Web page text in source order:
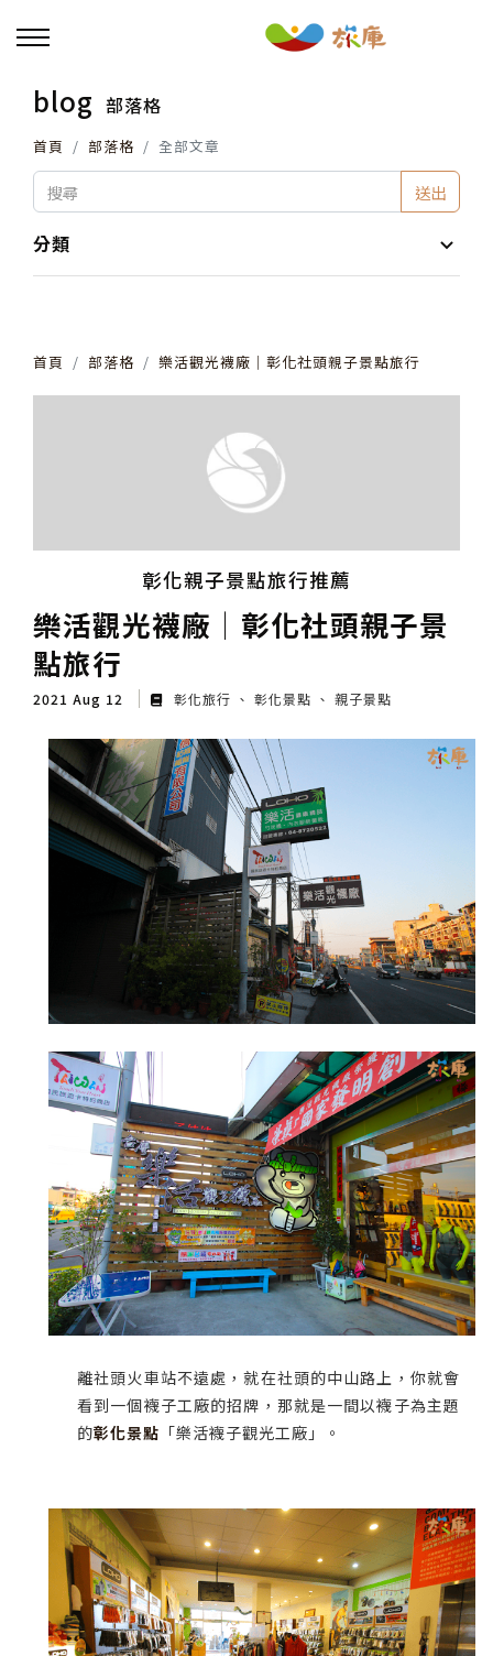
回主選單
活動報名
小旅行及主題導覽
其他活動
blog 部落格
首頁 部落格 全部文章
送出
分類
首頁 部落格 樂活觀光襪廠│彰化社頭親子景點旅行
彰化親子景點旅行推薦
樂活觀光襪廠│彰化社頭親子景
點旅行
2021 Aug 12 彰化旅行 彰化景點 親子景點
離社頭火車站不遠處，就在社頭的中山路上，你就會
看到一個襪子工廠的招牌，那就是一間以襪子為主題
的彰化景點 「樂活襪子觀光工廠」。